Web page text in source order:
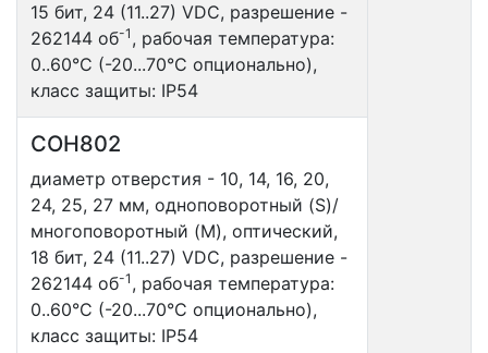
15 бит, 24 (11..27) VDC, разрешение -
262144 об-1 , рабочая температура:
0..60°С (-20...70°С опционально),
класс защиты: IP54
COH802
диаметр отверстия - 10, 14, 16, 20,
24, 25, 27 мм, одноповоротный (S)/
многоповоротный (M), оптический,
18 бит, 24 (11..27) VDC, разрешение -
262144 об-1 , рабочая температура:
0..60°С (-20...70°С опционально),
класс защиты: IP54